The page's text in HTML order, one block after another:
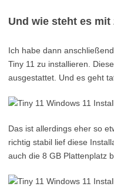
Und wie steht es mit
Ich habe dann
Tiny 11 zu installieren.
ausgestattet. Und es geht
Das ist allerdings eher so
richtig stabil lief diese
auch die 8 GB Plattenplatz